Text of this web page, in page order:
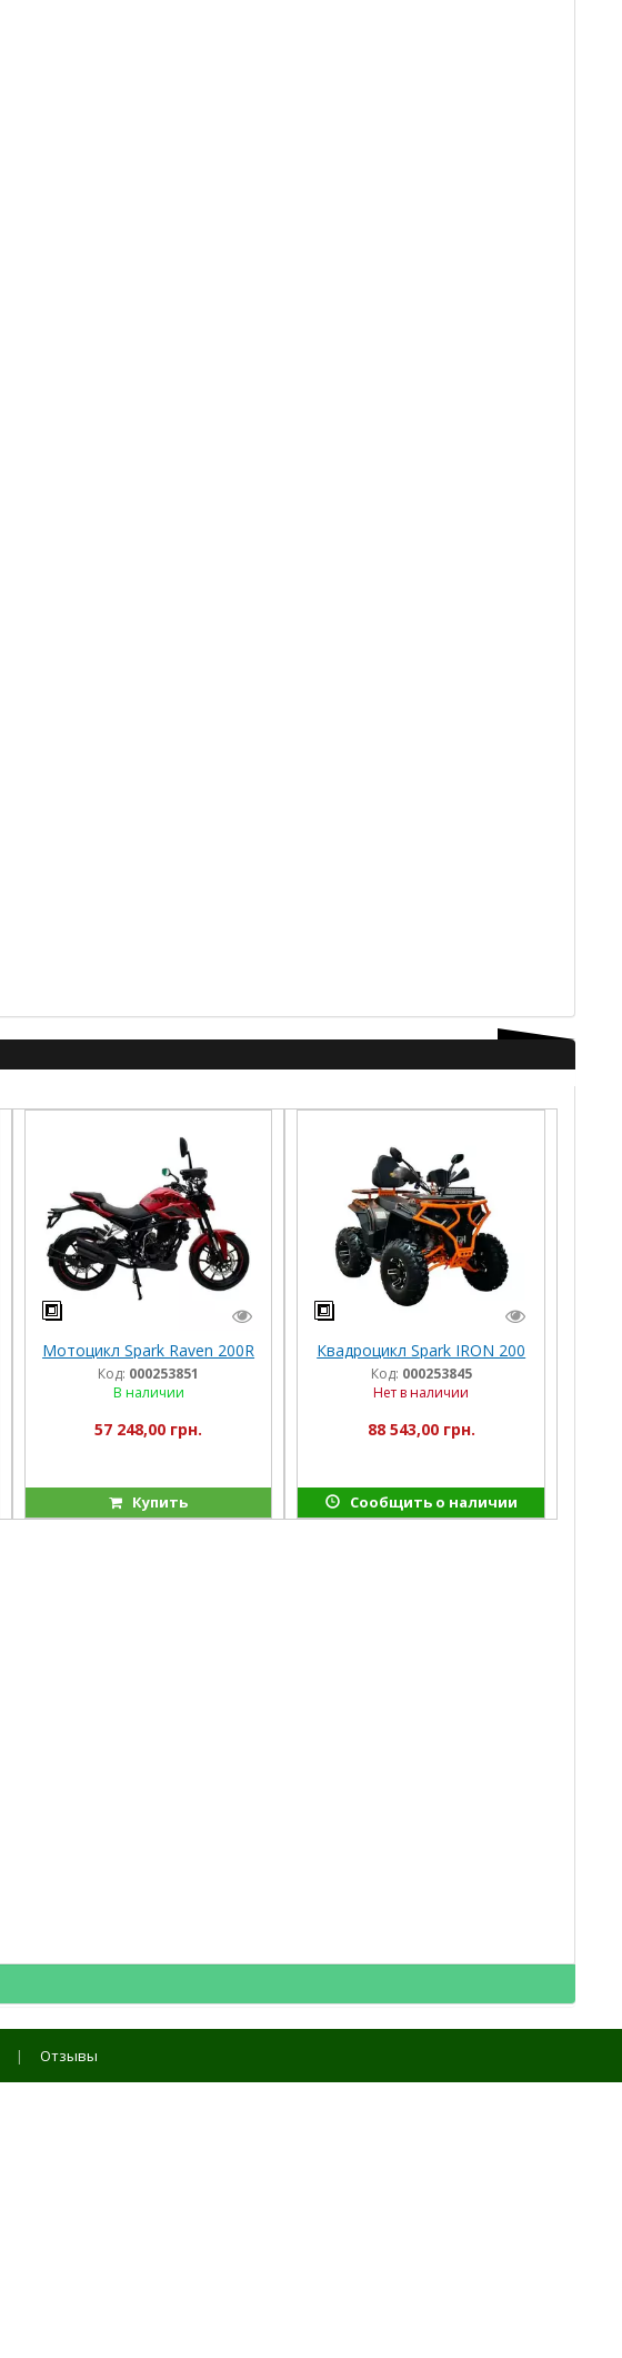
Мотоцикл Spark Raven 200R
Код: 000253851
В наличии
57 248,00 грн.
Купить
Квадроцикл Spark IRON 200
Код: 000253845
Нет в наличии
88 543,00 грн.
Сообщить о наличии
| Отзывы